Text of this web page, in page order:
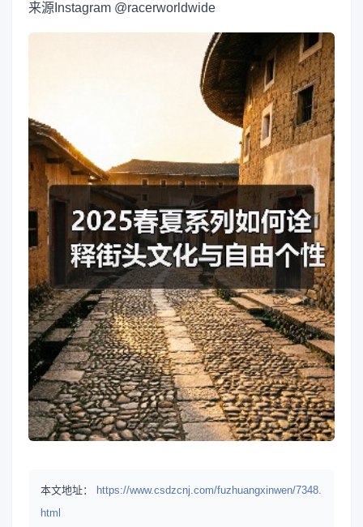
来源 Instagram @racerworldwide
本文地址：
https://www.csdzcnj.com/fuzhuangxinwen/7348.
html